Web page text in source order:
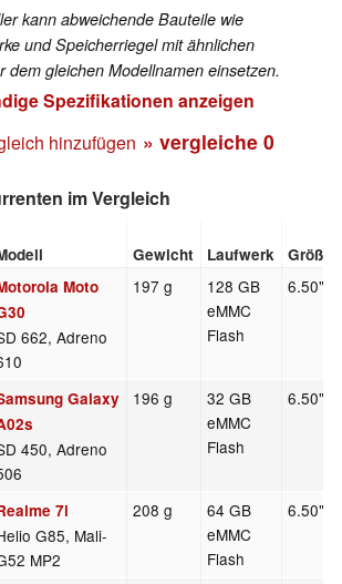
kann abweichende Bauteile wie
und Speicherriegel mit ähnlichen
dem gleichen Modellnamen einsetzen.
Spezifikationen anzeigen
hinzufügen » vergleiche 0
im Vergleich
Gewicht Laufwerk Größe
Moto
662, Adreno
197 g
128 GB
eMMC
Flash
6.50"
Galaxy
450, Adreno
196 g
32 GB
eMMC
Flash
6.50"
7i
G85, Mali-
MP2
208 g
64 GB
eMMC
Flash
6.50"